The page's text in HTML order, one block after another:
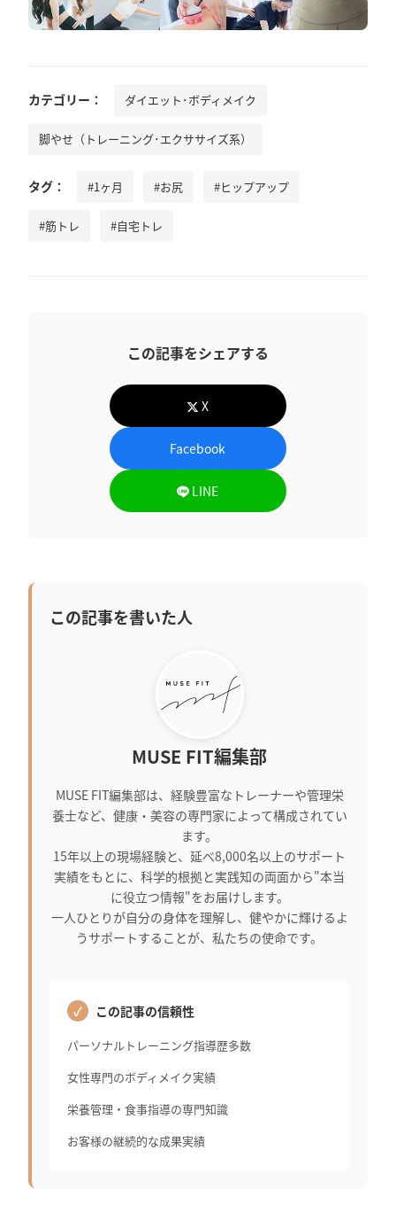
カテゴリー： ダイエット･ボディメイク
脚やせ（トレーニング･エクササイズ系）
タグ： #1ヶ月 #お尻 #ヒップアップ
#筋トレ #自宅トレ
この記事をシェアする
X
Facebook
LINE
この記事を書いた人
MUSE FIT編集部
MUSE FIT編集部は、経験豊富なトレーナーや管理栄
養士など、健康・美容の専門家によって構成されてい
ます。
15年以上の現場経験と、延べ8,000名以上のサポート
実績をもとに、科学的根拠と実践知の両面から"本当
に役立つ情報"をお届けします。
一人ひとりが自分の身体を理解し、健やかに輝けるよ
うサポートすることが、私たちの使命です。
この記事の信頼性
パーソナルトレーニング指導歴多数
女性専門のボディメイク実績
栄養管理・食事指導の専門知識
お客様の継続的な成果実績